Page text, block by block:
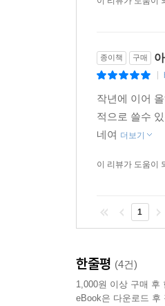
종이책 구매
작년에 이어
적으로 쓸수
네여 더보기
이 리뷰가 도움이
1
한줄평 (4건)
1,000원 이상 구매 후
eBook은 다운로드 후